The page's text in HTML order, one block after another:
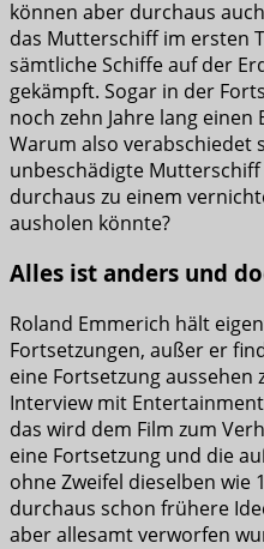
können aber durchaus
das Mutterschiff im ersten
sämtliche Schiffe auf der
gekämpft. Sogar in der
noch zehn Jahre lang
Warum also verabschiedet
unbeschädigte
durchaus zu einem
ausholen könnte?
Alles ist anders und
Roland Emmerich hält
Fortsetzungen, außer er
eine Fortsetzung aussehen
Interview mit
das wird dem Film zum
eine Fortsetzung und die
ohne Zweifel dieselben wie
durchaus schon frühere
aber allesamt verworfen